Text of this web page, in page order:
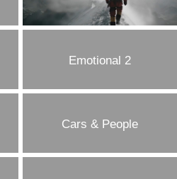
Emotional 2
Cars & People